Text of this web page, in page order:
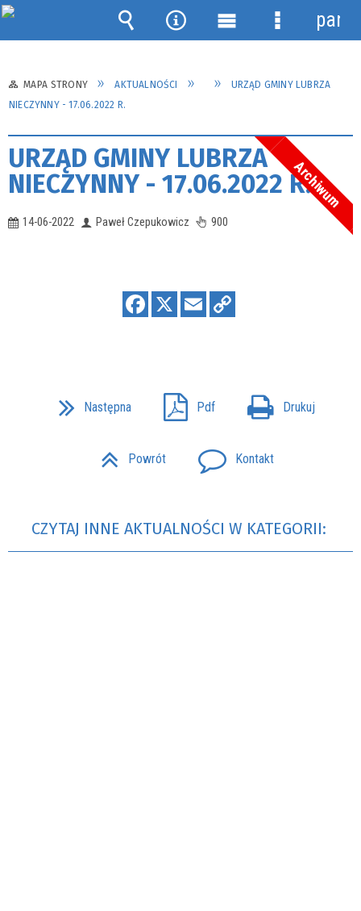
MAPA STRONY AKTUALNOŚCI
URZĄD GMINY LUBRZA
NIECZYNNY - 17.06.2022 R.
URZĄD GMINY LUBRZA
NIECZYNNY - 17.06.2022 R.Archiwum
14-06-2022 Paweł Czepukowicz 900
Następna Pdf Drukuj
Powrót Kontakt
CZYTAJ INNE AKTUALNOŚCI W KATEGORII:
Wyszukiwarka
Narzędzia
Menu Menu
panel